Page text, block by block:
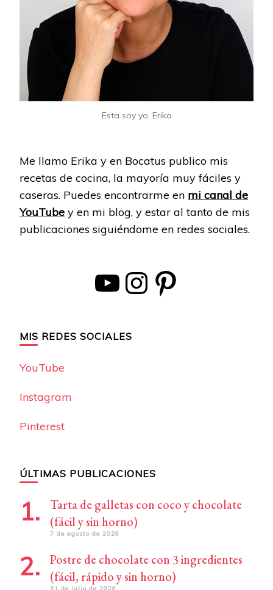
Esta soy yo, Erika
Me llamo Erika y en Bocatus publico mis
recetas de cocina, la mayoría muy fáciles y
caseras. Puedes encontrarme en mi canal de
YouTube y en mi blog, y estar al tanto de mis
publicaciones siguiéndome en redes sociales.
YouTube Instagram Pinterest
MIS REDES SOCIALES
YouTube
Instagram
Pinterest
ÚLTIMAS PUBLICACIONES
Tarta de galletas con coco y chocolate
(fácil y sin horno)
7 de agosto de 2026
Postre de chocolate con 3 ingredientes
(fácil, rápido y sin horno)
31 de julio de 2026